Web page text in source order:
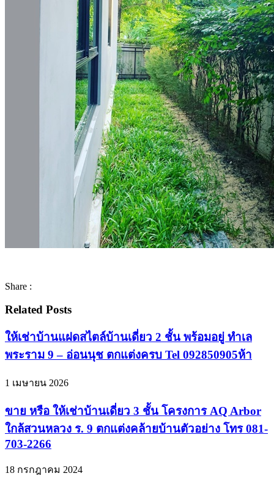
Share :
Related Posts
ให้เช่าบ้านแฝดสไตล์บ้านเดี่ยว 2 ชั้น พร้อมอยู่ ทำเล
พระราม 9 – อ่อนนุช ตกแต่งครบ Tel 092850905ห้า
1 เมษายน 2026
ขาย หรือ ให้เช่าบ้านเดี่ยว 3 ชั้น โครงการ AQ Arbor
ใกล้สวนหลวง ร. 9 ตกแต่งคล้ายบ้านตัวอย่าง โทร 081-
703-2266
18 กรกฎาคม 2024